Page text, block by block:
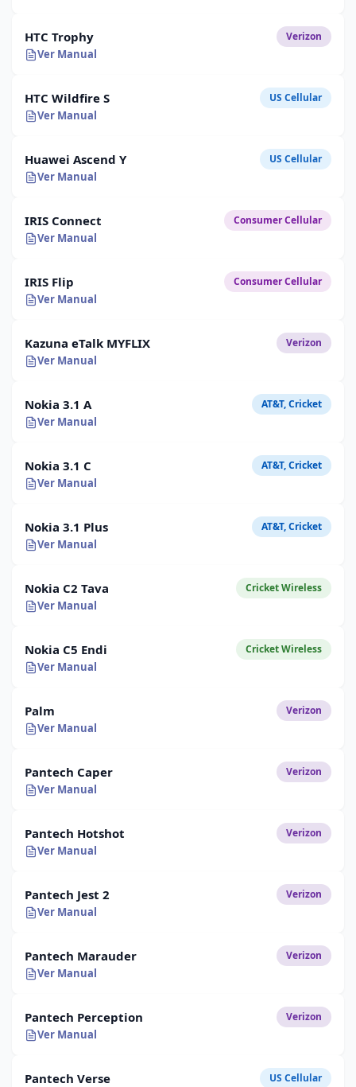
HTC Trophy Verizon
Ver Manual
HTC Wildfire S US Cellular
Ver Manual
Huawei Ascend Y US Cellular
Ver Manual
IRIS Connect Consumer Cellular
Ver Manual
IRIS Flip Consumer Cellular
Ver Manual
Kazuna eTalk MYFLIX Verizon
Ver Manual
Nokia 3.1 A AT&T, Cricket
Ver Manual
Nokia 3.1 C AT&T, Cricket
Ver Manual
Nokia 3.1 Plus AT&T, Cricket
Ver Manual
Nokia C2 Tava Cricket Wireless
Ver Manual
Nokia C5 Endi Cricket Wireless
Ver Manual
Palm Verizon
Ver Manual
Pantech Caper Verizon
Ver Manual
Pantech Hotshot Verizon
Ver Manual
Pantech Jest 2 Verizon
Ver Manual
Pantech Marauder Verizon
Ver Manual
Pantech Perception Verizon
Ver Manual
Pantech Verse US Cellular